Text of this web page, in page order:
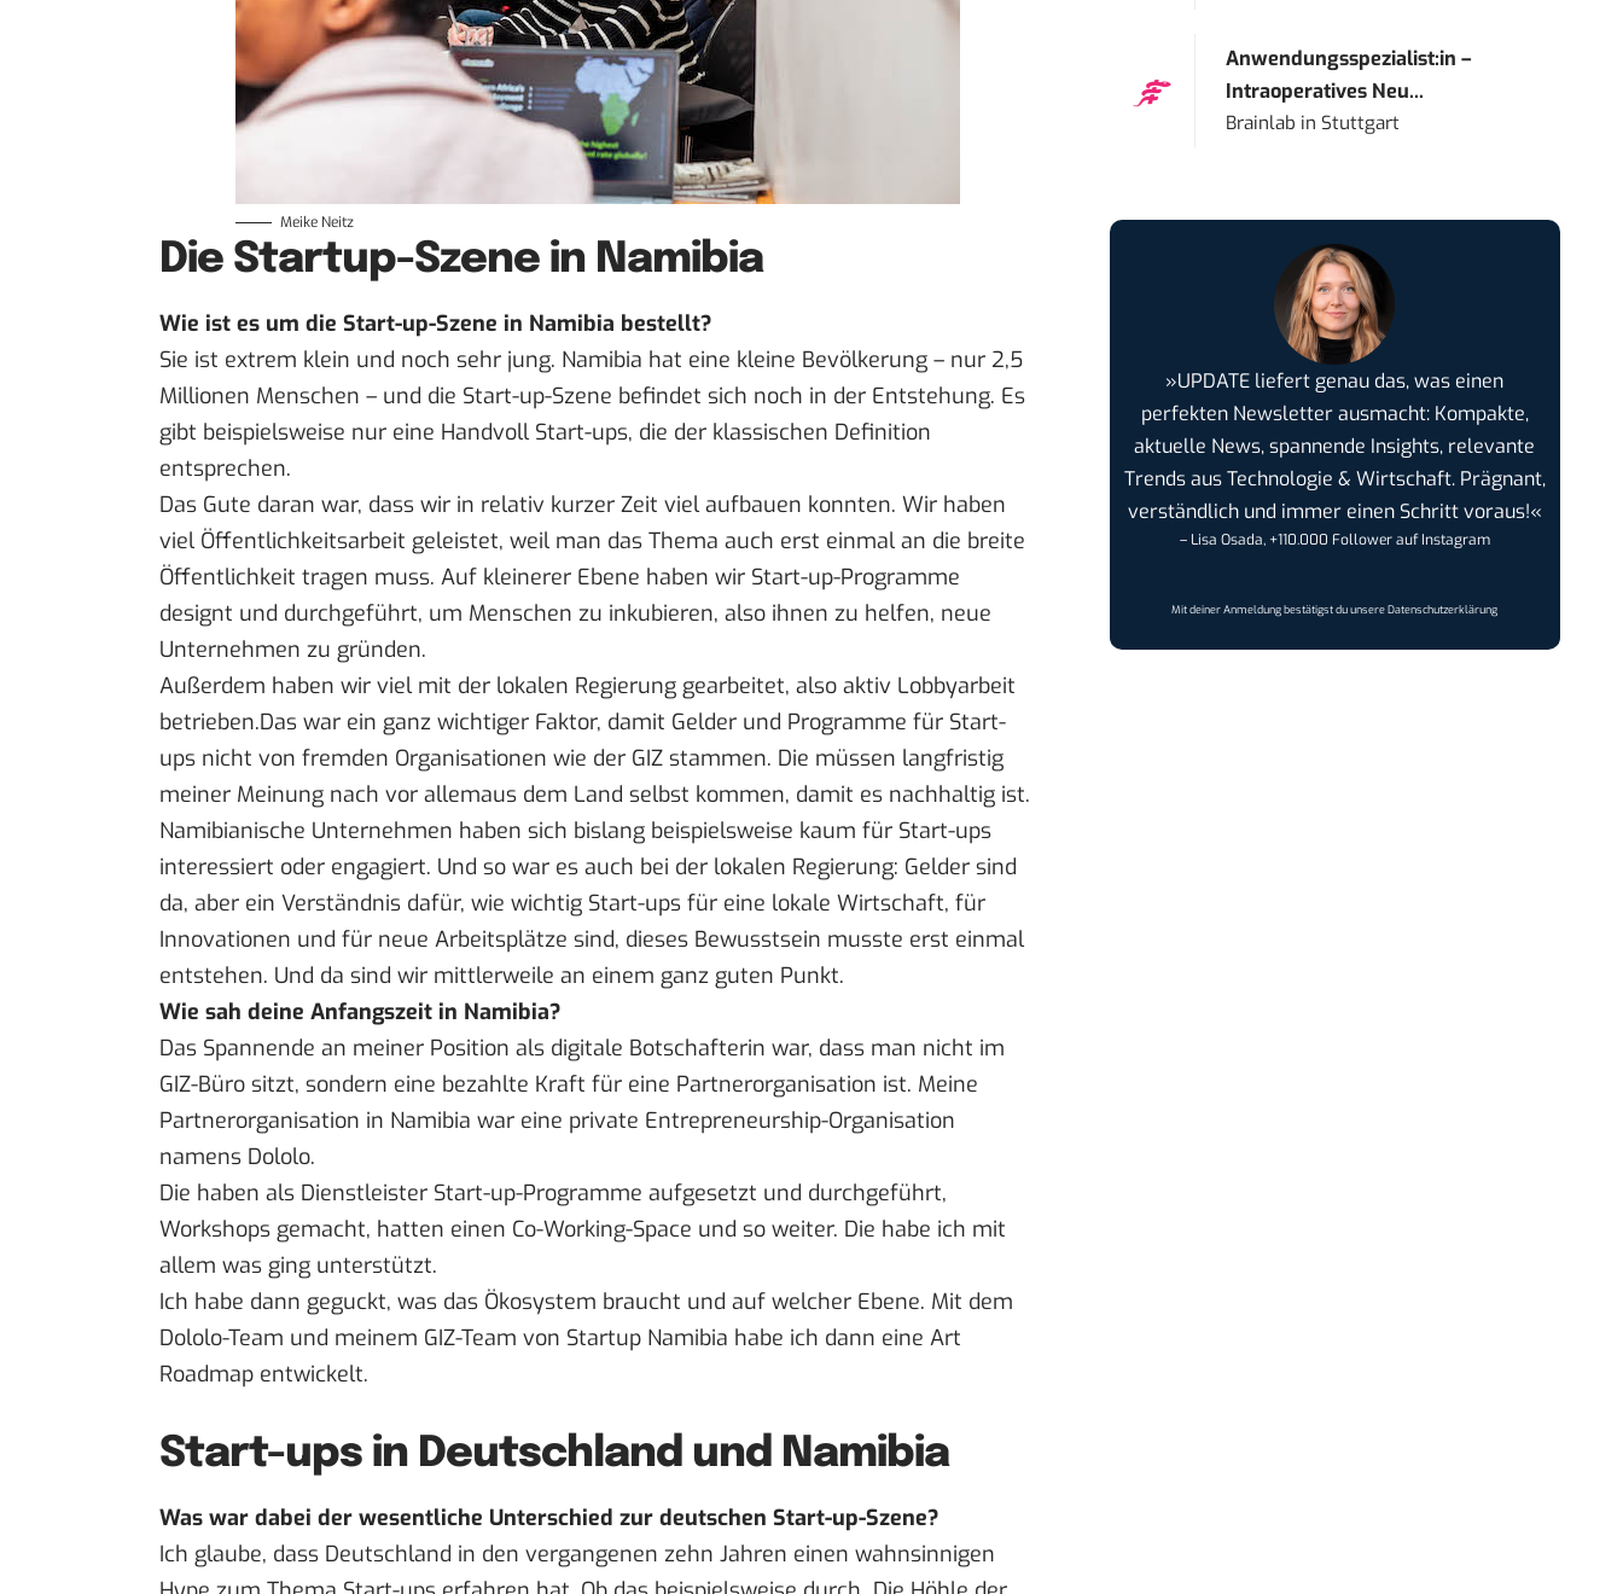
Meike Neitz
Die Startup-Szene in Namibia
Wie ist es um die Start-up-Szene in Namibia bestellt?
Sie ist extrem klein und noch sehr jung. Namibia hat eine kleine Bevölkerung – nur 2,5
Millionen Menschen – und die Start-up-Szene befindet sich noch in der Entstehung. Es
gibt beispielsweise nur eine Handvoll Start-ups, die der klassischen Definition
entsprechen.
Das Gute daran war, dass wir in relativ kurzer Zeit viel aufbauen konnten. Wir haben
viel Öffentlichkeitsarbeit geleistet, weil man das Thema auch erst einmal an die breite
Öffentlichkeit tragen muss. Auf kleinerer Ebene haben wir Start-up-Programme
designt und durchgeführt, um Menschen zu inkubieren, also ihnen zu helfen, neue
Unternehmen zu gründen.
Außerdem haben wir viel mit der lokalen Regierung gearbeitet, also aktiv Lobbyarbeit
betrieben.Das war ein ganz wichtiger Faktor, damit Gelder und Programme für Start-
ups nicht von fremden Organisationen wie der GIZ stammen. Die müssen langfristig
meiner Meinung nach vor allemaus dem Land selbst kommen, damit es nachhaltig ist.
Namibianische Unternehmen haben sich bislang beispielsweise kaum für Start-ups
interessiert oder engagiert. Und so war es auch bei der lokalen Regierung: Gelder sind
da, aber ein Verständnis dafür, wie wichtig Start-ups für eine lokale Wirtschaft, für
Innovationen und für neue Arbeitsplätze sind, dieses Bewusstsein musste erst einmal
entstehen. Und da sind wir mittlerweile an einem ganz guten Punkt.
Wie sah deine Anfangszeit in Namibia?
Das Spannende an meiner Position als digitale Botschafterin war, dass man nicht im
GIZ-Büro sitzt, sondern eine bezahlte Kraft für eine Partnerorganisation ist. Meine
Partnerorganisation in Namibia war eine private Entrepreneurship-Organisation
namens Dololo.
Die haben als Dienstleister Start-up-Programme aufgesetzt und durchgeführt,
Workshops gemacht, hatten einen Co-Working-Space und so weiter. Die habe ich mit
allem was ging unterstützt.
Ich habe dann geguckt, was das Ökosystem braucht und auf welcher Ebene. Mit dem
Dololo-Team und meinem GIZ-Team von Startup Namibia habe ich dann eine Art
Roadmap entwickelt.
Start-ups in Deutschland und Namibia
Was war dabei der wesentliche Unterschied zur deutschen Start-up-Szene?
Ich glaube, dass Deutschland in den vergangenen zehn Jahren einen wahnsinnigen
Anwendungsspezialist:in –
Intraoperatives Neu...
Brainlab in Stuttgart
»UPDATE liefert genau das, was einen
perfekten Newsletter ausmacht: Kompakte,
aktuelle News, spannende Insights, relevante
Trends aus Technologie & Wirtschaft. Prägnant,
verständlich und immer einen Schritt voraus!«
– Lisa Osada, +110.000 Follower auf Instagram
Mit deiner Anmeldung bestätigst du unsereDatenschutzerklärung